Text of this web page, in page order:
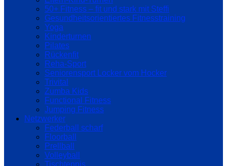
50+ Fitness – fit und stark mit Steffi
Gesundheitsorientiertes Fitnesstraining
Yoga
Kinderturnen
Pilates
Rückenfit
Reha-Sport
Seniorensport Locker vom Hocker
Trivital
Zumba Kids
Functional Fitness
Jumping Fitness
Netzwerker
Federball scharf
Floorball
Prellball
Volleyball
Tischtennis